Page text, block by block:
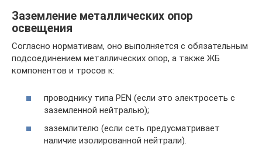
Заземление металлических опор
освещения
Согласно нормативам, оно выполняется с обязательным
подсоединением металлических опор, а также ЖБ
компонентов и тросов к:
проводнику типа PEN (если это электросеть с
заземленной нейтралью);
заземлителю (если сеть предусматривает
наличие изолированной нейтрали).